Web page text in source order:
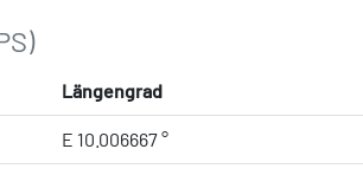
Längengrad
E 10.006667 °